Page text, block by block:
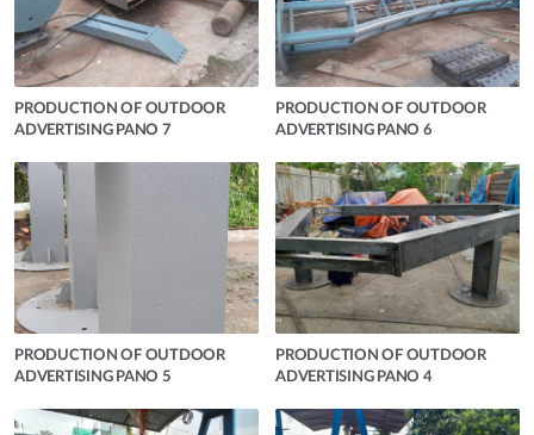
PRODUCTION OF OUTDOOR
ADVERTISING PANO 7
PRODUCTION OF OUTDOOR
ADVERTISING PANO 6
PRODUCTION OF OUTDOOR
ADVERTISING PANO 5
PRODUCTION OF OUTDOOR
ADVERTISING PANO 4